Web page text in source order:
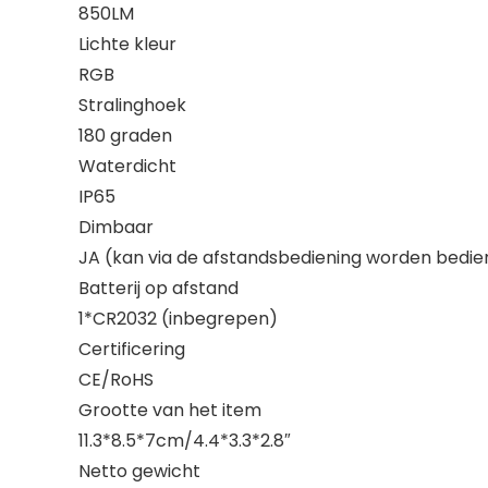
850LM
Lichte kleur
RGB
Stralinghoek
180 graden
Waterdicht
IP65
Dimbaar
JA (kan via de afstandsbediening worden
Batterij op afstand
1*CR2032 (inbegrepen)
Certificering
CE/RoHS
Grootte van het item
11.3*8.5*7cm/4.4*3.3*2.8″
Netto gewicht